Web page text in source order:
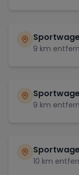
9 km
9 km
10 km